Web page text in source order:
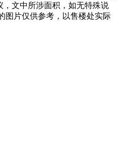
文中所涉面积，如无特殊说
图片仅供参考，以售楼处实际